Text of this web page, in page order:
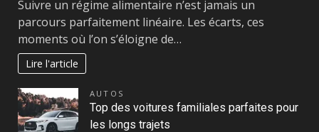
Suivre un régime alimentaire n’est jamais un
parcours parfaitement linéaire. Les écarts, ces
moments où l’on s’éloigne de…
Lire l'article
AUTOS
Top des voitures familiales parfaites pour
les longs trajets